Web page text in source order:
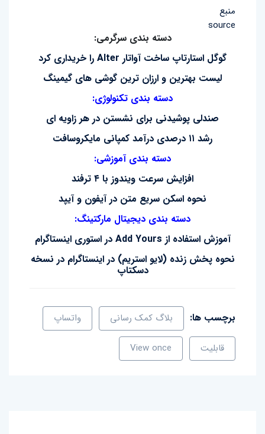
منبع
source
دسته بندی سرگرمی:
گوگل استارتاپ ساخت آواتار Alter را خریداری کرد
لیست بهترین و ارزان ترین گوشی های گیمینگ
دسته بندی تکنولوژی:
صندلی پوشیدنی برای نشستن در هر زاویه ای
رشد ۱۱ درصدی درآمد کمپانی مایکروسافت
دسته بندی آموزشی:
افزایش سرعت ویندوز با ۴ ترفند
نحوه اسکن سریع متن در آیفون و آیپد
دسته بندی دیجیتال مارکتینگ:
آموزش استفاده از Add Yours در استوری اینستاگرام
نحوه پخش زنده (لایو استریم) در اینستاگرام در نسخه
دسکتاپ
برچسب ها: بلاگ کمک رسانی واتساپ
قابلیت View once